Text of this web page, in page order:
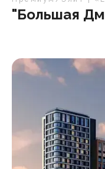
"Большая